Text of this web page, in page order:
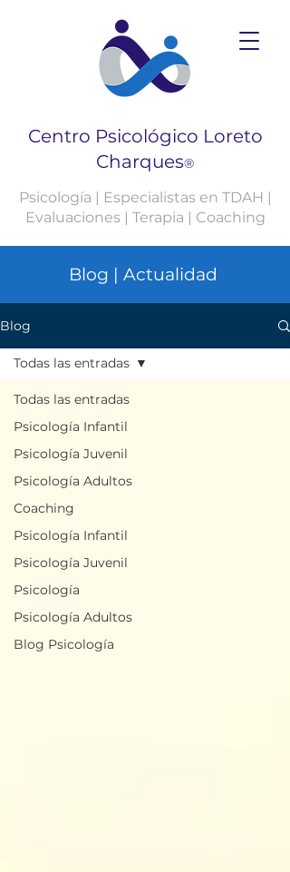
Centro Psicológico Loreto
Charques®
Psicología | Especialistas en TDAH |
Evaluaciones | Terapia | Coaching
Blog | Actualidad
Blog
Todas las entradas
Psicología Infantil
Psicología Juvenil
Psicología Adultos
Coaching
Psicología Infantil
Psicología Juvenil
Psicología
Psicología Adultos
Blog Psicología
Todas las entradas